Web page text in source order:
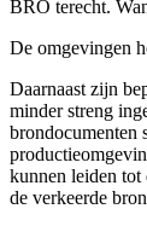
BRO terecht.
De omgevingen
Daarnaast zijn
minder streng
brondocumenten
kunnen leiden tot
de verkeerde